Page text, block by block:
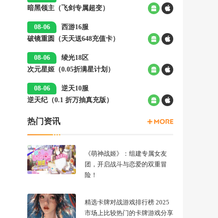
00:05
暗黑领主（飞剑专属超变）
08-06
00:05
西游16服
破镜重圆（天天送648充值卡）
08-06
00:05
绫光18区
次元星姬（0.05折满星计划）
08-06
00:05
逆天10服
逆天纪（0.1 折万抽真充版）
热门资讯
《萌神战姬》：组建专属女友
团，开启战斗与恋爱的双重冒
险！
精选卡牌对战游戏排行榜 2025
市场上比较热门的卡牌游戏分享